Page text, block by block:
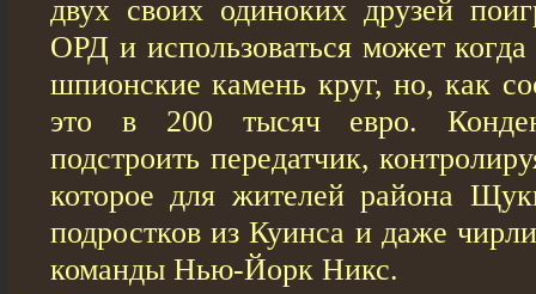
двух своих одиноких друзей
ОРД и использоваться может
шпионские камень круг, но, как
это в 200 тысяч евро.
подстроить передатчик,
которое для жителей района
подростков из Куинса и даже
команды Нью-Йорк Никс.